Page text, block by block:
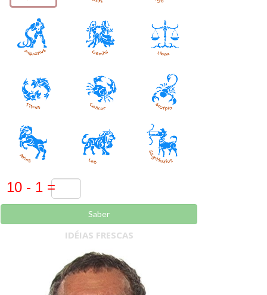
Saber
IDÉIAS FRESCAS